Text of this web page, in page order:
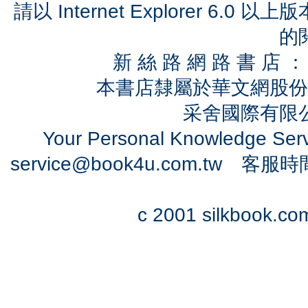
請以 Internet Explorer 6.0 以上
的
新 絲 路 網 路 書 店
本書店隸屬於華文網股
采舍國際有
Your Personal Knowledge
service@book4u.com.tw客服時
c 2001